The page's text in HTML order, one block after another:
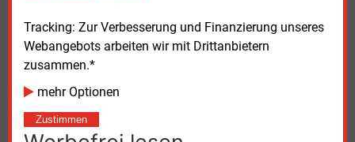
Tracking: Zur Verbesserung und Finanzierung unseres
Webangebots arbeiten wir mit Drittanbietern
zusammen.*
mehr Optionen
Zustimmen
Verfahren
(für Vollbild auf die Grafik klicken)
Quelle: BDEW-Wasserstoffmonitor
Beim Aufbau des Wasserstoffkernnetzes sieht der
Monitor ebenfalls einen erheblichen Ausbaubedarf.
Bis 2032 soll ein Netz mit einer Gesamtlänge von